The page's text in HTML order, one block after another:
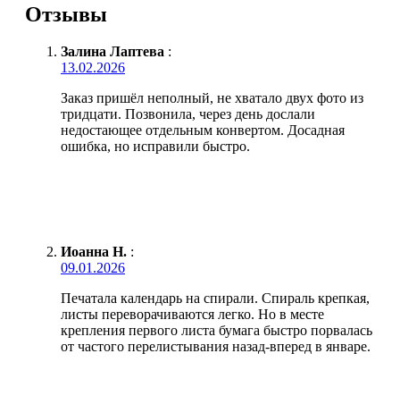
Отзывы
Залина Лаптева :
13.02.2026
Заказ пришёл неполный, не хватало двух фото из
тридцати. Позвонила, через день дослали
недостающее отдельным конвертом. Досадная
ошибка, но исправили быстро.
Иоанна Н. :
09.01.2026
Печатала календарь на спирали. Спираль крепкая,
листы переворачиваются легко. Но в месте
крепления первого листа бумага быстро порвалась
от частого перелистывания назад-вперед в январе.